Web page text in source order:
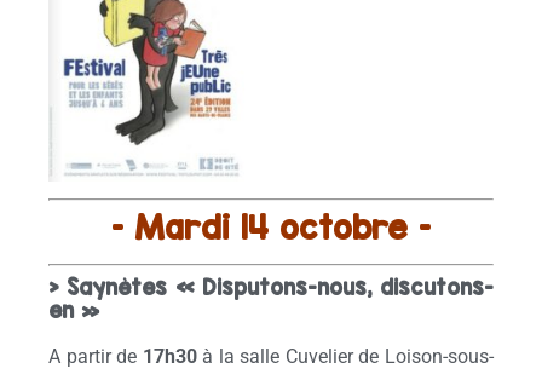
– Mardi 14 octobre –
> Saynètes « Disputons-nous, discutons-
en »
A partir de 17h30à la salle Cuvelier de Loison-sous-